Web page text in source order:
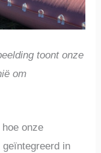
toont onze
om
onze
geïntegreerd in